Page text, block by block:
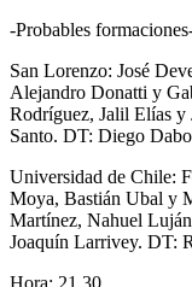
-Probables
San Lorenzo: José
Alejandro Donatti y
Rodríguez, Jalil Elías
Santo. DT: Diego
Universidad de Chile:
Moya, Bastián Ubal y
Martínez, Nahuel
Joaquín Larrivey. DT:
Hora: 21.30